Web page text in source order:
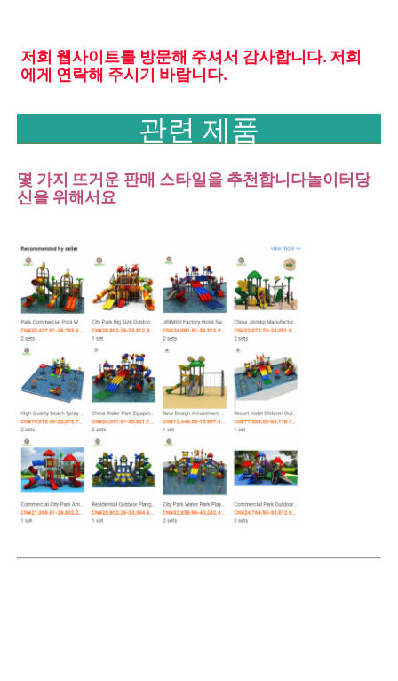
저희 웹사이트를 방문해 주셔서 감사합니다. 저희
에게 연락해 주시기 바랍니다.
관련 제품
몇 가지 뜨거운 판매 스타일을 추천합니다놀이터당
신을 위해서요